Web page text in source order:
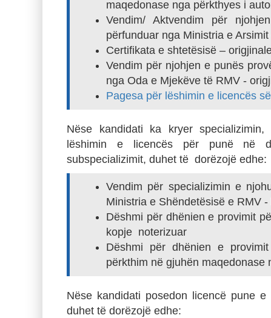
maqedonase nga përkthyes i
Vendim/ Aktvendim për
përfunduar nga Ministria e
Certifikata e shtetësisë –
Vendim për njohjen e punës
nga Oda e Mjekëve të RMV -
Pagesa për lëshimin e licencës
Nëse kandidati ka kryer
lëshimin e licencës për punë në
subspecializimit, duhet të dorëzojë edhe:
Vendim për specializimin e
Ministria e Shëndetësisë e RMV
Dëshmi për dhënien e provimit
kopje noterizuar
Dëshmi për dhënien e
përkthim në gjuhën maqedonase
Nëse kandidati posedon licencë pune
duhet të dorëzojë edhe: